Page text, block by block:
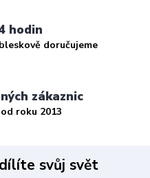
hodin
doručujeme
zákaznic
roku 2013
svůj svět